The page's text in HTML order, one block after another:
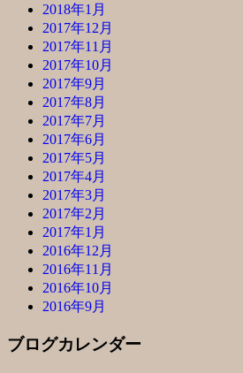
2018年1月
2017年12月
2017年11月
2017年10月
2017年9月
2017年8月
2017年7月
2017年6月
2017年5月
2017年4月
2017年3月
2017年2月
2017年1月
2016年12月
2016年11月
2016年10月
2016年9月
ブログカレンダー